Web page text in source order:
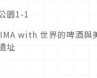
園1-1
with 世界的啤酒與
址